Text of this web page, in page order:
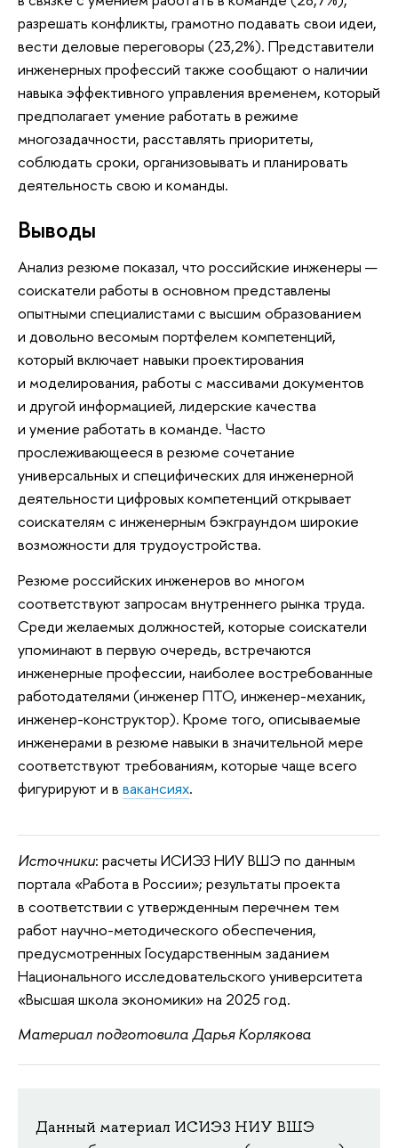
разрешать конфликты, грамотно подавать свои идеи,
вести деловые переговоры (23,2%). Представители
инженерных профессий также сообщают о наличии
навыка эффективного управления временем, который
предполагает умение работать в режиме
многозадачности, расставлять приоритеты,
соблюдать сроки, организовывать и планировать
деятельность свою и команды.
Выводы
Анализ резюме показал, что российские инженеры —
соискатели работы в основном представлены
опытными специалистами с высшим образованием
и довольно весомым портфелем компетенций,
который включает навыки проектирования
и моделирования, работы с массивами документов
и другой информацией, лидерские качества
и умение работать в команде. Часто
прослеживающееся в резюме сочетание
универсальных и специфических для инженерной
деятельности цифровых компетенций открывает
соискателям с инженерным бэкграундом широкие
возможности для трудоустройства.
Резюме российских инженеров во многом
соответствуют запросам внутреннего рынка труда.
Среди желаемых должностей, которые соискатели
упоминают в первую очередь, встречаются
инженерные профессии, наиболее востребованные
работодателями (инженер ПТО, инженер-механик,
инженер-конструктор). Кроме того, описываемые
инженерами в резюме навыки в значительной мере
соответствуют требованиям, которые чаще всего
фигурируют и в вакансиях.
Источники: расчеты ИСИЭЗ НИУ ВШЭ по данным
портала «Работа в России»; результаты проекта
в соответствии с утвержденным перечнем тем
работ научно-методического обеспечения,
предусмотренных Государственным заданием
Национального исследовательского университета
«Высшая школа экономики» на 2025 год.
Материал подготовила Дарья Корлякова
Данный материал ИСИЭЗ НИУ ВШЭ